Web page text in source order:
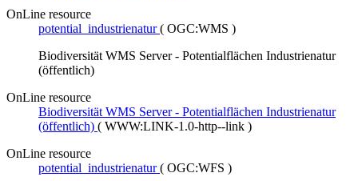
OnLine resource
potential_industrienatur( OGC:WMS )
Biodiversität WMS Server - Potentialflächen Industrienatur
(öffentlich)
OnLine resource
Biodiversität WMS Server - Potentialflächen Industrienatur
(öffentlich) ( WWW:LINK-1.0-http--link )
OnLine resource
potential_industrienatur( OGC:WFS )